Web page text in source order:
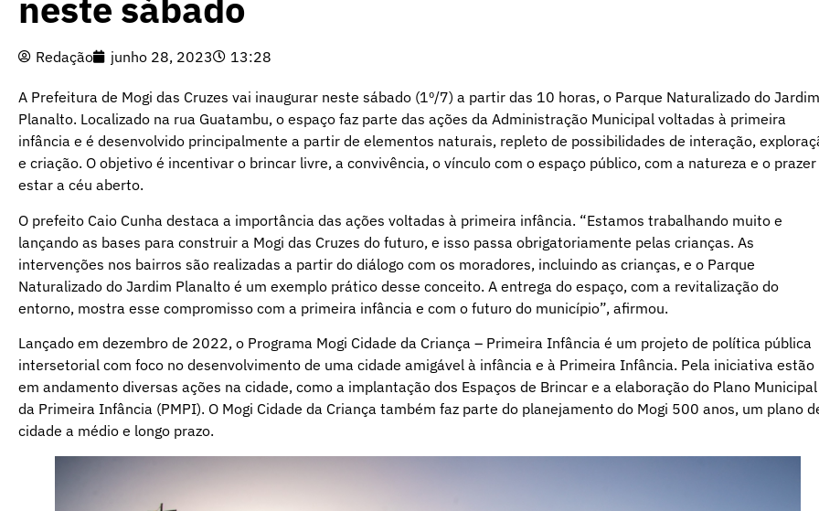
Redação junho 28, 2023 13:28
A Prefeitura de Mogi das Cruzes vai inaugurar neste sábado (1º/7) a partir das 10 horas, o Parque Naturalizado do Jardim
Planalto. Localizado na rua Guatambu, o espaço faz parte das ações da Administração Municipal voltadas à primeira
infância e é desenvolvido principalmente a partir de elementos naturais, repleto de possibilidades de interação,
e criação. O objetivo é incentivar o brincar livre, a convivência, o vínculo com o espaço público, com a natureza e o
estar a céu aberto.
O prefeito Caio Cunha destaca a importância das ações voltadas à primeira infância. “Estamos trabalhando muito e
lançando as bases para construir a Mogi das Cruzes do futuro, e isso passa obrigatoriamente pelas crianças. As
intervenções nos bairros são realizadas a partir do diálogo com os moradores, incluindo as crianças, e o Parque
Naturalizado do Jardim Planalto é um exemplo prático desse conceito. A entrega do espaço, com a revitalização do
entorno, mostra esse compromisso com a primeira infância e com o futuro do município”, afirmou.
Lançado em dezembro de 2022, o Programa Mogi Cidade da Criança – Primeira Infância é um projeto de política pública
intersetorial com foco no desenvolvimento de uma cidade amigável à infância e à Primeira Infância. Pela iniciativa estão
em andamento diversas ações na cidade, como a implantação dos Espaços de Brincar e a elaboração do Plano Municipal
da Primeira Infância (PMPI). O Mogi Cidade da Criança também faz parte do planejamento do Mogi 500 anos, um plano
cidade a médio e longo prazo.